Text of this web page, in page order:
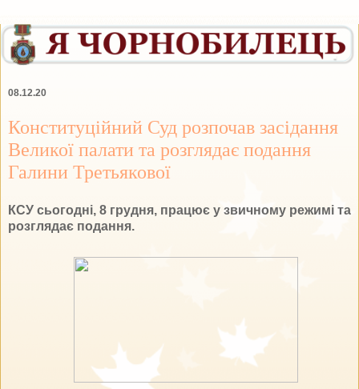
08.12.20
Конституційний Суд розпочав засідання
Великої палати та розглядає подання
Галини Третьякової
КСУ сьогодні, 8 грудня, працює у звичному режимі та
розглядає подання.